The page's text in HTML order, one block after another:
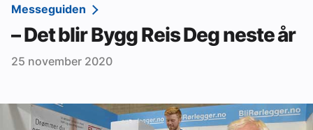
Sanitær
Ventilasjon
Varme og energi
Vann og avløp
Messeguiden
– Det blir Bygg Reis Deg neste år
25 november 2020